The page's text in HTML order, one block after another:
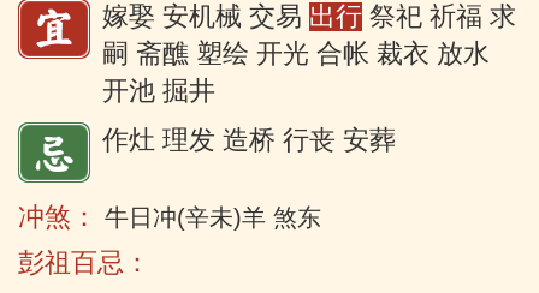
嫁娶 安机械 交易 出行 祭祀 祈福 求
嗣 斋醮 塑绘 开光 合帐 裁衣 放水
开池 掘井
作灶 理发 造桥 行丧 安葬
冲煞： 牛日冲(辛未)羊 煞东
彭祖百忌：